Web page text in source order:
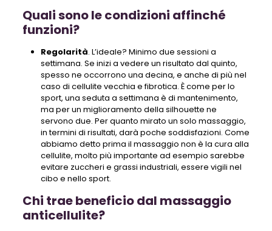
Quali sono le condizioni affinché
funzioni?
Regolarità. L’ideale? Minimo due sessioni a
settimana. Se inizi a vedere un risultato dal quinto,
spesso ne occorrono una decina, e anche di più nel
caso di cellulite vecchia e fibrotica. È come per lo
sport, una seduta a settimana è di mantenimento,
ma per un miglioramento della silhouette ne
servono due. Per quanto mirato un solo massaggio,
in termini di risultati, darà poche soddisfazioni. Come
abbiamo detto prima il massaggio non è la cura alla
cellulite, molto più importante ad esempio sarebbe
evitare zuccheri e grassi industriali, essere vigili nel
cibo e nello sport.
Chi trae beneficio dal massaggio
anticellulite?